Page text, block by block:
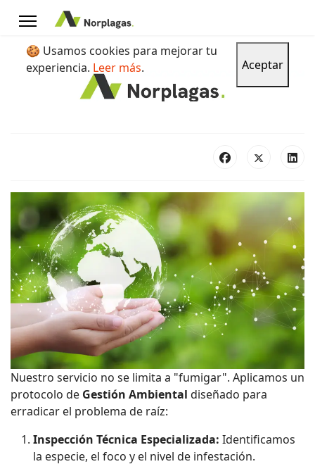
🍪 Usamos cookies para mejorar tu
experiencia. Leer más. Aceptar
Nuestro servicio no se limita a "fumigar". Aplicamos un
protocolo de Gestión Ambiental diseñado para
erradicar el problema de raíz:
Inspección Técnica Especializada: Identificamos
la especie, el foco y el nivel de infestación.